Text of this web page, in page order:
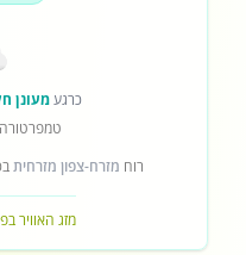
כרגעמעונן
רוח מזרח-צפון מזרחית
מזג האוויר